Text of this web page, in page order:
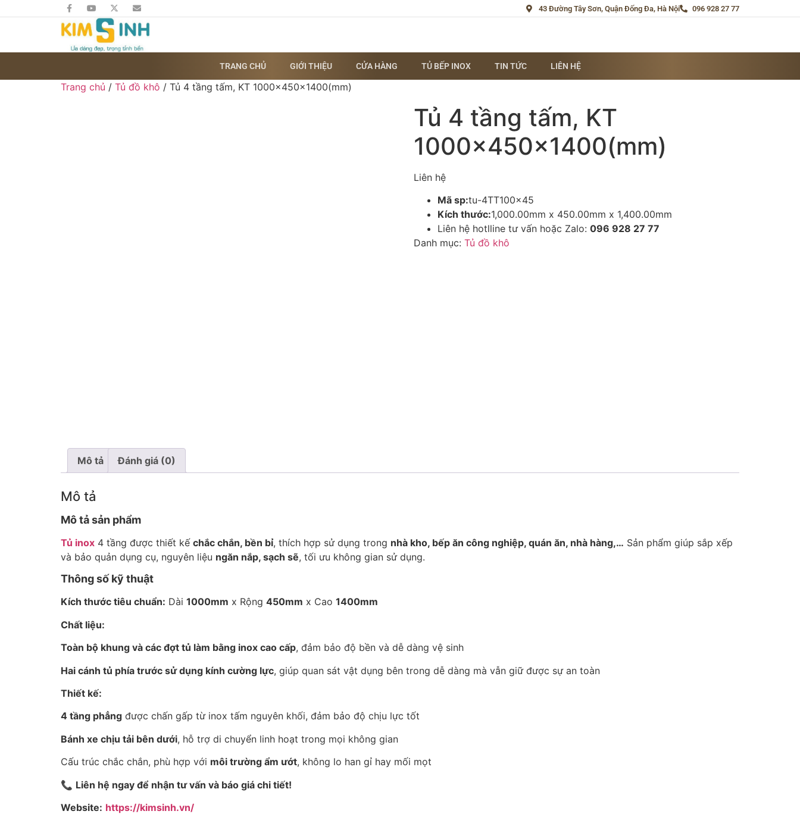
43 Đường Tây Sơn, Quận Đống Đa, Hà Nội 096 928 27 77
TRANG CHỦ GIỚI THIỆU CỬA HÀNG TỦ BẾP INOX TIN TỨC LIÊN HỆ
Trang chủ / Tủ đồ khô / Tủ 4 tầng tấm, KT 1000x450x1400(mm)
Tủ 4 tầng tấm, KT
1000x450x1400(mm)
Liên hệ
Mã sp:tu-4TT100x45
Kích thước:1,000.00mm x 450.00mm x 1,400.00mm
Liên hệ hotlline tư vấn hoặc Zalo: 096 928 27 77
Danh mục: Tủ đồ khô
Mô tả Đánh giá (0)
Mô tả
Mô tả sản phẩm
Tủ inox 4 tầng được thiết kế chắc chắn, bền bỉ, thích hợp sử dụng trong nhà kho, bếp ăn công nghiệp, quán ăn, nhà hàng,… Sản phẩm giúp sắp xếp
và bảo quản dụng cụ, nguyên liệu ngăn nắp, sạch sẽ, tối ưu không gian sử dụng.
Thông số kỹ thuật
Kích thước tiêu chuẩn: Dài 1000mm x Rộng 450mm x Cao 1400mm
Chất liệu:
Toàn bộ khung và các đợt tủ làm bằng inox cao cấp, đảm bảo độ bền và dễ dàng vệ sinh
Hai cánh tủ phía trước sử dụng kính cường lực, giúp quan sát vật dụng bên trong dễ dàng mà vẫn giữ được sự an toàn
Thiết kế:
4 tầng phẳng được chấn gấp từ inox tấm nguyên khối, đảm bảo độ chịu lực tốt
Bánh xe chịu tải bên dưới, hỗ trợ di chuyển linh hoạt trong mọi không gian
Cấu trúc chắc chắn, phù hợp với môi trường ẩm ướt, không lo han gỉ hay mối mọt
📞 Liên hệ ngay để nhận tư vấn và báo giá chi tiết!
Website: https://kimsinh.vn/